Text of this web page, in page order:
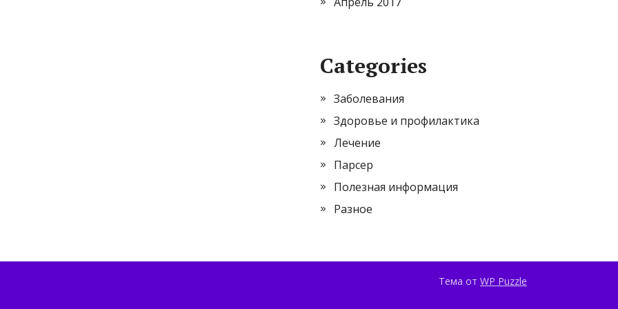
Categories
Заболевания
Здоровье и профилактика
Лечение
Парсер
Полезная информация
Разное
Тема от WP Puzzle